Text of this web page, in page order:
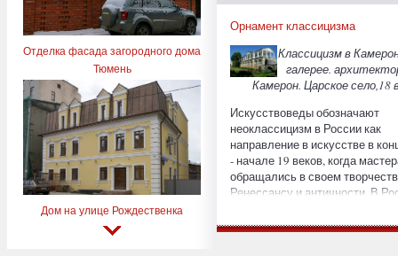
Отделка фасада загородного дома
Тюмень
Дом на улице Рождественка
Орнамент классицизма
Классицизм в
галерее.
Камерон. Царское село,18
Искусствоведы обозначают
неоклассицизм в России как
направление в искусстве в
- начале 19 веков, когда
обращались в своем
Ренессансу и античности. В
считается период 1762 - 1840